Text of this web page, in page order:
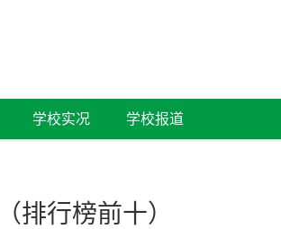
学校实况 学校报道
排行榜前十）